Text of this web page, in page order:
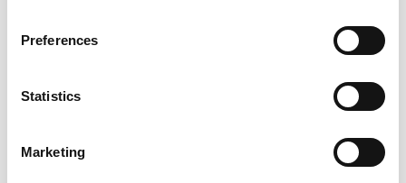
Preferences
Statistics
Marketing